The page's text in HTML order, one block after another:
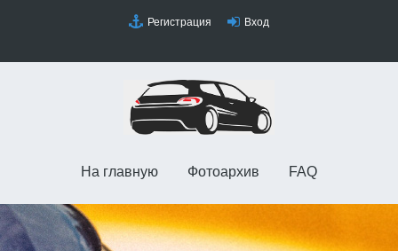
Регистрация Вход
На главную Фотоархив FAQ